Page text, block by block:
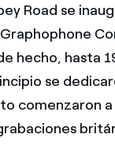
Road se
hecho, hasta
se
comenzaron